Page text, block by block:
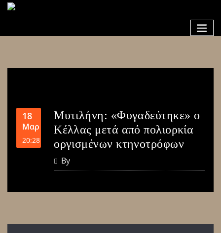
18
Μαρ
20:28
Μυτιλήνη: «Φυγαδεύτηκε» ο
Κέλλας μετά από πολιορκία
οργισμένων κτηνοτρόφων
By